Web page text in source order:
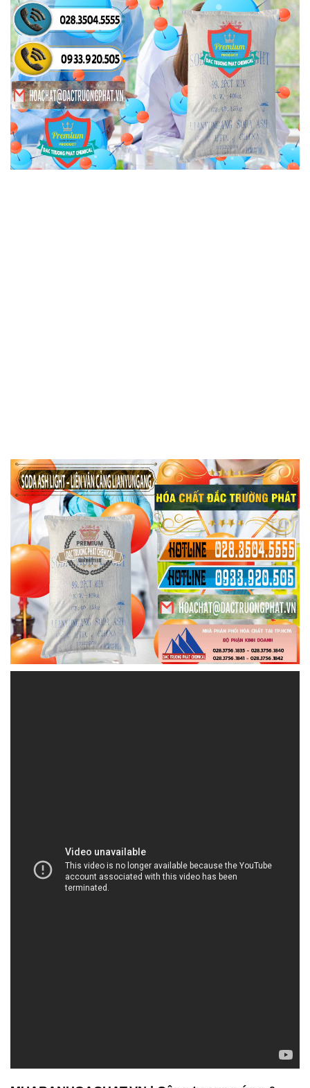
**Công Ty Hóa Chất Đắc Trường Phát – Đối Tác Tin
Cậy Cho Sự Phát Triển Bền Vững**